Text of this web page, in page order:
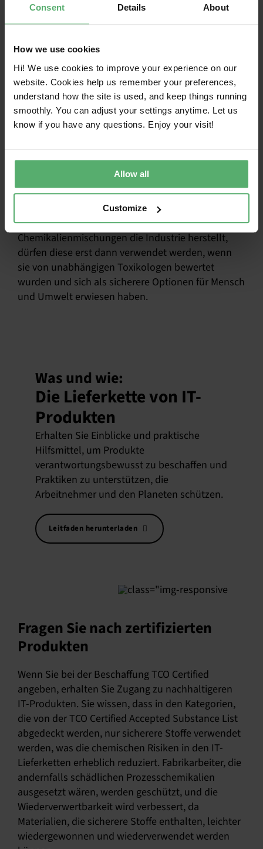
Consent Details About
How we use cookies
Hi! We use cookies to improve your experience on our
website. Cookies help us remember your preferences,
understand how the site is used, and keep things running
smoothly. You can adjust your settings anytime. Let us
know if you have any questions. Enjoy your visit!
Allow all
Customize
von unabhängigen Toxikologen bewertet
wurden und sich als sicherere Wahl
Zugelassene Stoffe sind in derAccepted
Substance List TCO Certified Accepted
Substance List aufgeführt und können in
zertifizierten Produkten und deren
Herstellungsprozessen verwendet
werden.
Ist die Gefahrenstufe zu hoch oder sind
keine Daten verfügbar, wird der Stoff von
den Produktionslinien mit zertifizierten
Produkten verbannt.
Dieser innovative Ansatz verlagert die Beweislast.
Unabhängig davon, wie viele Chemikalien oder
Chemikalienmischungen die Industrie herstellt,
dürfen diese erst dann verwendet werden, wenn
sie von unabhängigen Toxikologen bewertet
wurden und sich als sicherere Optionen für Mensch
und Umwelt erwiesen haben.
Was und wie:
Die Lieferkette von IT-
Produkten
Erhalten Sie Einblicke und praktische
Hilfsmittel, um Produkte
verantwortungsbewusst zu beschaffen und
Praktiken zu unterstützen, die
Arbeitnehmer und den Planeten schützen.
Leitfaden herunterladen
Fragen Sie nach zertifizierten
Produkten
Wenn Sie bei der Beschaffung TCO Certified
angeben, erhalten Sie Zugang zu nachhaltigeren
IT-Produkten. Sie wissen, dass in den Kategorien,
die von der TCO Certified Accepted Substance List
abgedeckt werden, nur sicherere Stoffe verwendet
werden, was die chemischen Risiken in den IT-
Lieferketten erheblich reduziert. Fabrikarbeiter, die
andernfalls schädlichen Prozesschemikalien
ausgesetzt wären, werden geschützt, und die
Wiederverwertbarkeit wird verbessert, da
Materialien, die sicherere Stoffe enthalten, leichter
wiedergewonnen und wiederverwendet werden